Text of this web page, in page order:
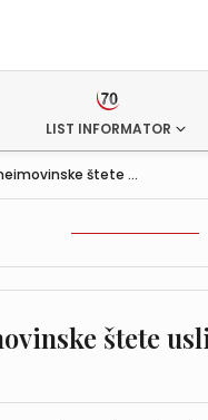
LIST INFORMATOR
štete ...
štete